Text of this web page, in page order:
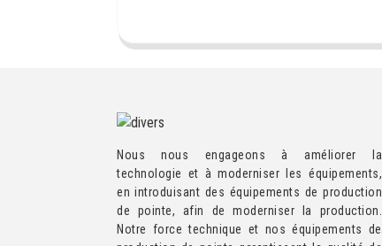
Nous nous engageons à améliorer la
technologie et à moderniser les équipements,
en introduisant des équipements de production
de pointe, afin de moderniser la production.
Notre force technique et nos équipements de